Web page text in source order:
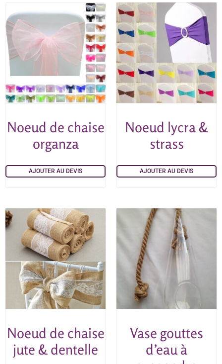
Noeud de chaise
organza
AJOUTER AU DEVIS
Noeud lycra &
strass
AJOUTER AU DEVIS
Noeud de chaise
jute & dentelle
Vase gouttes
d’eau à